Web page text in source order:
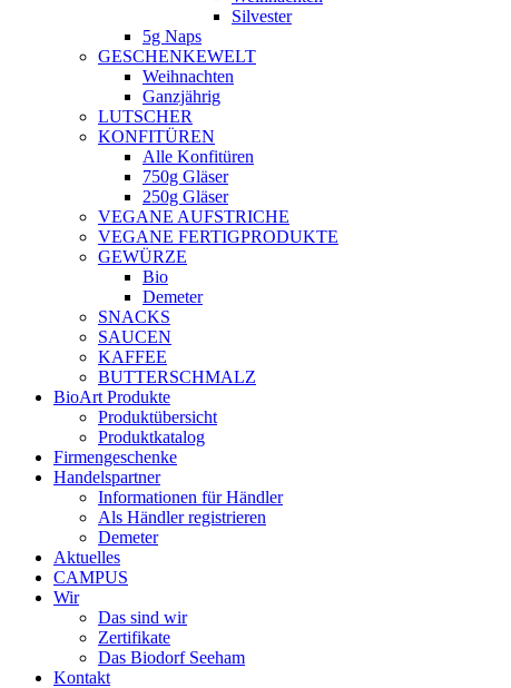
Silvester
5g Naps
GESCHENKEWELT
Weihnachten
Ganzjährig
LUTSCHER
KONFITÜREN
Alle Konfitüren
750g Gläser
250g Gläser
VEGANE AUFSTRICHE
VEGANE FERTIGPRODUKTE
GEWÜRZE
Bio
Demeter
SNACKS
SAUCEN
KAFFEE
BUTTERSCHMALZ
BioArt Produkte
Produktübersicht
Produktkatalog
Firmengeschenke
Handelspartner
Informationen für Händler
Als Händler registrieren
Demeter
Aktuelles
CAMPUS
Wir
Das sind wir
Zertifikate
Das Biodorf Seeham
Kontakt